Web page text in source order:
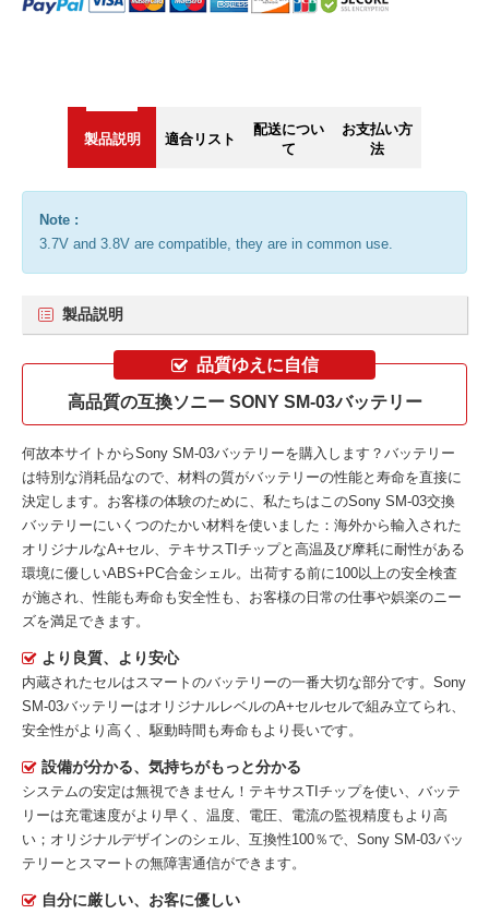
製品説明 適合リスト
配送につい
て
お支払い方
法
Note :
3.7V and 3.8V are compatible, they are in common use.
製品説明
品質ゆえに自信
高品質の互換ソニー SONY SM-03バッテリー
何故本サイトからSony SM-03バッテリーを購入します？バッテリー
は特別な消耗品なので、材料の質がバッテリーの性能と寿命を直接に
決定します。お客様の体験のために、私たちはこのSony SM-03交換
バッテリーにいくつのたかい材料を使いました：海外から輸入された
オリジナルなA+セル、テキサスTIチップと高温及び摩耗に耐性がある
環境に優しいABS+PC合金シェル。出荷する前に100以上の安全検査
が施され、性能も寿命も安全性も、お客様の日常の仕事や娯楽のニー
ズを満足できます。
より良質、より安心
内蔵されたセルはスマートのバッテリーの一番大切な部分です。 Sony
SM-03バッテリーはオリジナルレベルのA+セルセルで組み立てられ、
安全性がより高く、駆動時間も寿命もより長いです。
設備が分かる、気持ちがもっと分かる
システムの安定は無視できません！テキサスTIチップを使い、バッテ
リーは充電速度がより早く、温度、電圧、電流の監視精度もより高
い；オリジナルデザインのシェル、互換性100％で、Sony SM-03バッ
テリーとスマートの無障害通信ができます。
自分に厳しい、お客に優しい